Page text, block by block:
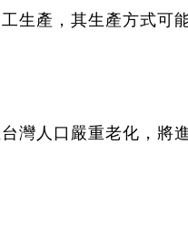
生產，其生產方式可
灣人口嚴重老化，將